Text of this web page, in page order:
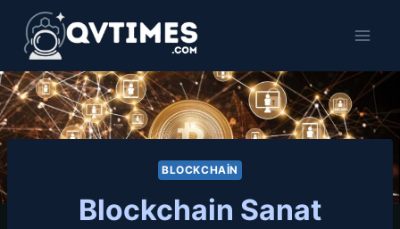
content
BLOCKCHAIN
Blockchain Sanat